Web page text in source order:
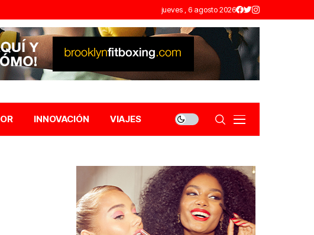
jueves , 6 agosto 2026
INNOVACIÓN VIAJES